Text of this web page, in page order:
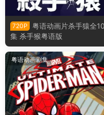
720P
粤语动画片杀手猿全10
集 杀手猴粤语版
粤语动画剧集